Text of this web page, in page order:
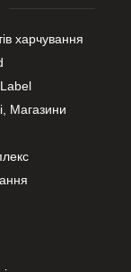
харчування
Магазини